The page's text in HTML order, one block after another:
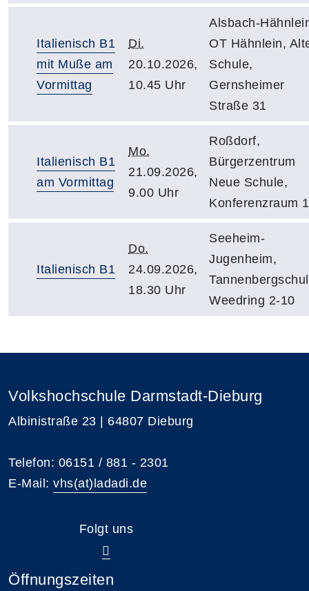
Italienisch B1
mit Muße am
Vormittag
Di.
20.10.2026,
10.45 Uhr
Alsbach-
OT Hähnlein,
Schule,
Gernsheimer
Straße 31
Italienisch B1
am Vormittag
Mo.
21.09.2026,
9.00 Uhr
Roßdorf,
Bürgerzentrum
Neue Schule,
Konferenzraum 1
Italienisch B1
Do.
24.09.2026,
18.30 Uhr
Seeheim-
Jugenheim,
Weedring 2-10
Volkshochschule Darmstadt-Dieburg
Albinistraße 23 | 64807 Dieburg
Telefon: 06151 / 881 - 2301
E-Mail: vhs(at)ladadi.de
Folgt uns
Öffnungszeiten